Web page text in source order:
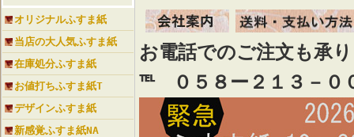
オリジナルふすま紙
当店の大人気ふすま紙
在庫処分ふすま紙
お値打ちふすま紙T
デザインふすま紙
新感覚ふすま紙NA
お電話でのご注文も承
℡ ０５８ー２１３－０